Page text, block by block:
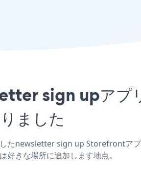
sign upアプ
ました
たnewsletter sign up Storefrontア
好きな場所に追加します地点。